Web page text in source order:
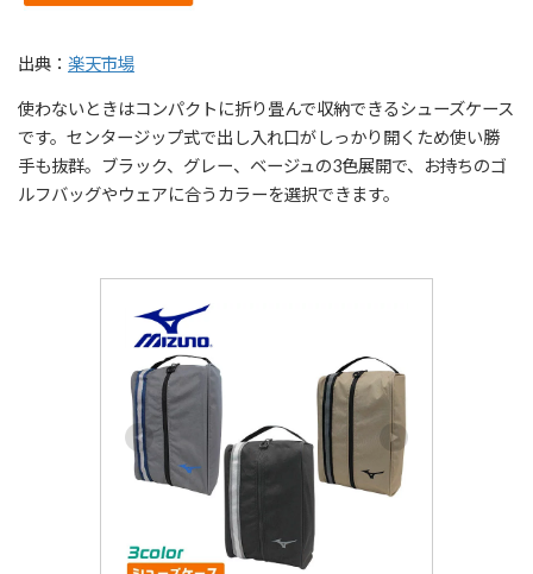
出典： 楽天市場
使わないときはコンパクトに折り畳んで収納できるシューズケース
です。センタージップ式で出し入れ口がしっかり開くため使い勝
手も抜群。ブラック、グレー、ベージュの3色展開で、お持ちのゴ
ルフバッグやウェアに合うカラーを選択できます。